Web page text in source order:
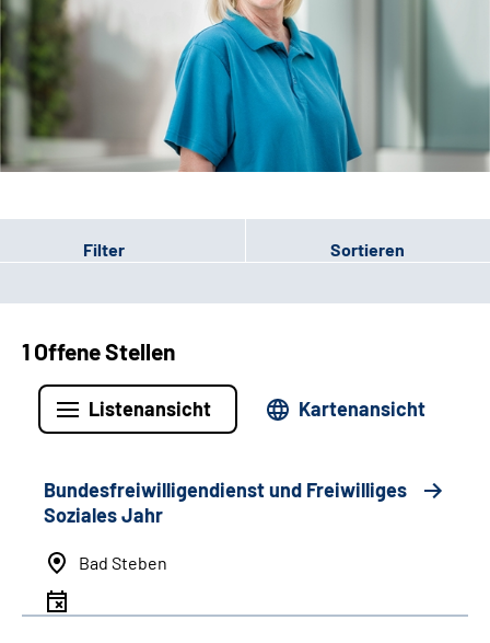
Leichte Sprache
Gebärdensprache
Patienten-Login
Filter Sortieren
1 Offene Stellen
Listenansicht Kartenansicht
Bundesfreiwilligendienst und Freiwilliges
Soziales Jahr
Bad Steben